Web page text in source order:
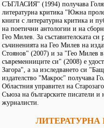
СЪГЛАСИЯ" (1994) получава
литературна критика "Южна
книги с литературна критика и
на поетични антологии и на
Гео Милев. За съставителската си
съчиненията на Гео Милев на
Стоянов" (2007) и за "Гео Милев
съвременниците си" (2008) е
Загора", а за изследването си
издателство "Макрос" получава
Областния управител на
Съюза на българските писатели и
журналисти.
ЛИТЕРАТУРНА